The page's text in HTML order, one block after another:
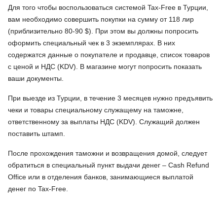
Для того чтобы воспользоваться системой Tax-Free в Турции,
вам необходимо совершить покупки на сумму от 118 лир
(приблизительно 80-90 $). При этом вы должны попросить
оформить специальный чек в 3 экземплярах. В них
содержатся данные о покупателе и продавце, список товаров
с ценой и НДС (KDV). В магазине могут попросить показать
ваши документы.
При выезде из Турции, в течение 3 месяцев нужно предъявить
чеки и товары специальному служащему на таможне,
ответственному за выплаты НДС (KDV). Служащий должен
поставить штамп.
После прохождения таможни и возвращения домой, следует
обратиться в специальный пункт выдачи денег – Cash Refund
Office или в отделения банков, занимающиеся выплатой
денег по Tax-Free.